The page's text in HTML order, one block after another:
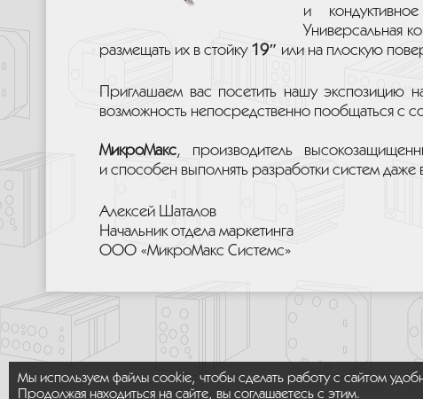
и
Универсальная
размещать их в стойку 19″ или на плоскую
Приглашаем вас посетить нашу экспозицию
возможность непосредственно пообщаться с
МикроМакс, производитель
и способен выполнять разработки систем даже
Алексей Шаталов
Начальник отдела маркетинга
ООО «МикроМакс Системс»
Мы используем файлы cookie, чтобы сделать работу с сайтом
Продолжая находиться на сайте, вы соглашаетесь с этим.